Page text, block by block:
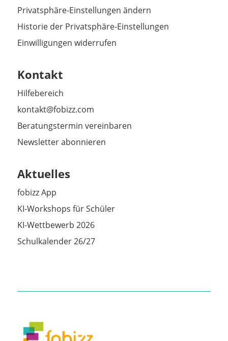
Privatsphäre-Einstellungen ändern
Historie der Privatsphäre-Einstellungen
Einwilligungen widerrufen
Kontakt
Hilfebereich
kontakt@fobizz.com
Beratungstermin vereinbaren
Newsletter abonnieren
Aktuelles
fobizz App
KI-Workshops für Schüler
KI-Wettbewerb 2026
Schulkalender 26/27